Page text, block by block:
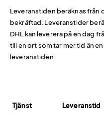
Leveranstiden beräknas från
bekräftad. Leveranstider
DHL kan leverera på en dag
till en ort som tar mer tid än
leveranstiden.
Tjänst Leveranstid